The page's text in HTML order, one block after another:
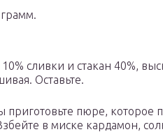
сливки и стакан 40%,
Оставьте.
приготовьте пюре, которое
в миске кардамон,